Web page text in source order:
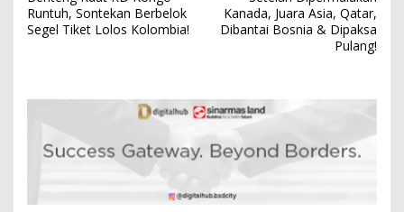
a
v
Runtuh, Sontekan Berbelok
Segel Tiket Lolos Kolombia!
Kanada, Juara Asia, Qatar,
Dibantai Bosnia & Dipaksa
Pulang!